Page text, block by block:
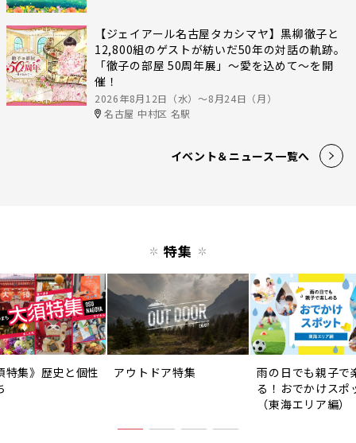
【ジェイアール名古屋タカシマヤ】黒柳徹子と
12,800組のゲストが紡いだ50年の対話の軌跡。
「徹子の部屋 50周年展」～愛を込めて～を開
催！
2026年8月12日（水）〜8月24日（月）
名古屋 中村区 名駅
イベント＆ニュース一覧へ
特集
特集》歴史と個性
アウトドア特集
雨の日でも親子で
る！おでかけスポ
（東海エリア編）